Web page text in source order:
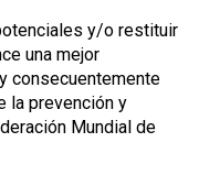
y/o restituir
una mejor
consecuentemente
la prevención y
Mundial de